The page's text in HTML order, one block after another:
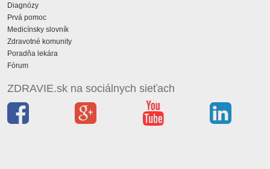
Diagnózy
Prvá pomoc
Medicínsky slovník
Zdravotné komunity
Poradňa lekára
Fórum
ZDRAVIE.sk na sociálnych sieťach